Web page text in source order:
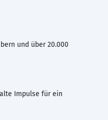
und über 20.000
Impulse für ein